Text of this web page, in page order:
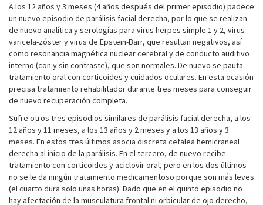
A los 12 años y 3 meses (4 años después del primer episodio) padece
un nuevo episodio de parálisis facial derecha, por lo que se realizan
de nuevo analítica y serologías para virus herpes simple 1 y 2, virus
varicela-zóster y virus de Epstein-Barr, que resultan negativos, así
como resonancia magnética nuclear cerebral y de conducto auditivo
interno (con y sin contraste), que son normales. De nuevo se pauta
tratamiento oral con corticoides y cuidados oculares. En esta ocasión
precisa tratamiento rehabilitador durante tres meses para conseguir
de nuevo recuperación completa.
Sufre otros tres episodios similares de parálisis facial derecha, a los
12 años y 11 meses, a los 13 años y 2 meses y a los 13 años y 3
meses. En estos tres últimos asocia discreta cefalea hemicraneal
derecha al inicio de la parálisis. En el tercero, de nuevo recibe
tratamiento con corticoides y aciclovir oral, pero en los dos últimos
no se le da ningún tratamiento medicamentoso porque son más leves
(el cuarto dura solo unas horas). Dado que en el quinto episodio no
hay afectación de la musculatura frontal ni orbicular de ojo derecho,